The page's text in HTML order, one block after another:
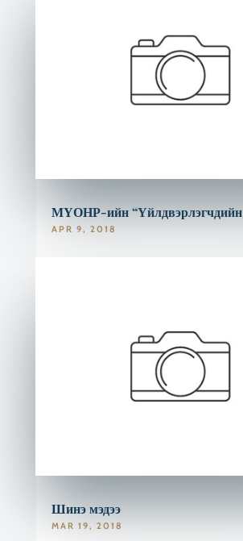
МҮОНР-ийн “Үйлдвэрлэгчдийн
APR 9, 2018
Шинэ мэдээ
MAR 19, 2018